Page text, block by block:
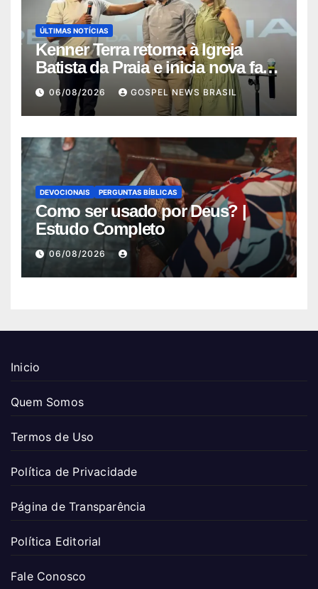
ÚLTIMAS NOTÍCIAS
Kenner Terra retorna à Igreja
Batista da Praia e inicia nova fase
…06/08/2026 GOSPEL NEWS BRASIL
DEVOCIONAIS PERGUNTAS BÍBLICAS
Como ser usado por Deus? |
Estudo Completo
06/08/2026
Inicio
Quem Somos
Termos de Uso
Política de Privacidade
Página de Transparência
Política Editorial
Fale Conosco